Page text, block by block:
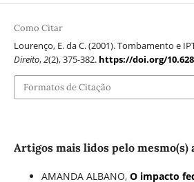
Como Citar
Lourenço, E. da C. (2001). Tombamento e
Direito,2(2), 375-382. https://doi.org/
Formatos de Citação
Artigos mais lidos pelo mesmo(s)
AMANDA ALBANO, O impacto